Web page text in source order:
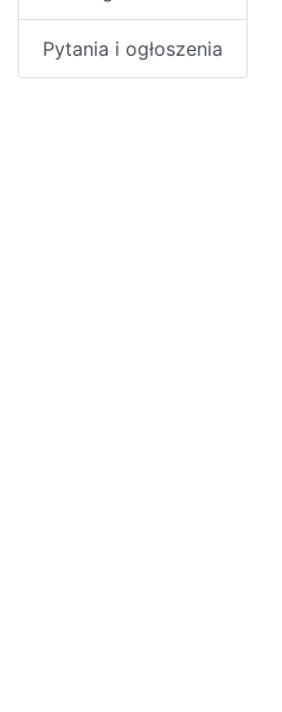
Pytania i ogłoszenia